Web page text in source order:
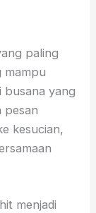
paling
mampu
busana yang
pesan
kesucian,
menjadi